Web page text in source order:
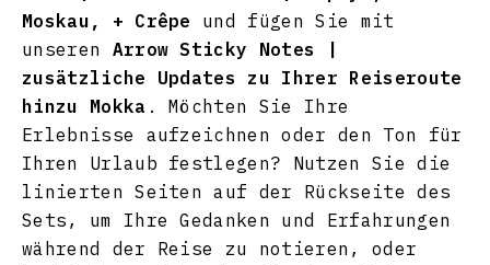
Moskau, + Crêpe und fügen Sie mit
unseren Arrow Sticky Notes |
zusätzliche Updates zu Ihrer Reiseroute
hinzu Mokka .Möchten Sie Ihre
Erlebnisse aufzeichnen oder den Ton für
Ihren Urlaub festlegen? Nutzen Sie die
linierten Seiten auf der Rückseite des
Sets, um Ihre Gedanken und Erfahrungen
während der Reise zu notieren, oder